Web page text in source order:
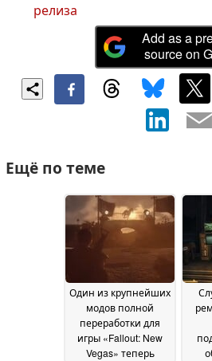
релиза
Add as a
source on
Ещё по теме
Один из крупнейших
модов полной
переработки для
игры «Fallout: New
Vegas» теперь